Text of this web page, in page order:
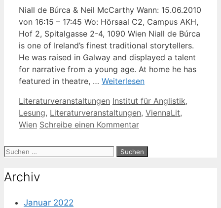
Niall de Búrca & Neil McCarthy Wann: 15.06.2010
von 16:15 – 17:45 Wo: Hörsaal C2, Campus AKH,
Hof 2, Spitalgasse 2-4, 1090 Wien Niall de Búrca
is one of Ireland’s finest traditional storytellers.
He was raised in Galway and displayed a talent
for narrative from a young age. At home he has
featured in theatre, … Weiterlesen
Kategorien
Literaturveranstaltungen Schlagwörter
Institut für Anglistik,
Lesung, Literaturveranstaltungen, ViennaLit,
Wien Schreibe einen Kommentar
Suche
Archiv
Januar 2022